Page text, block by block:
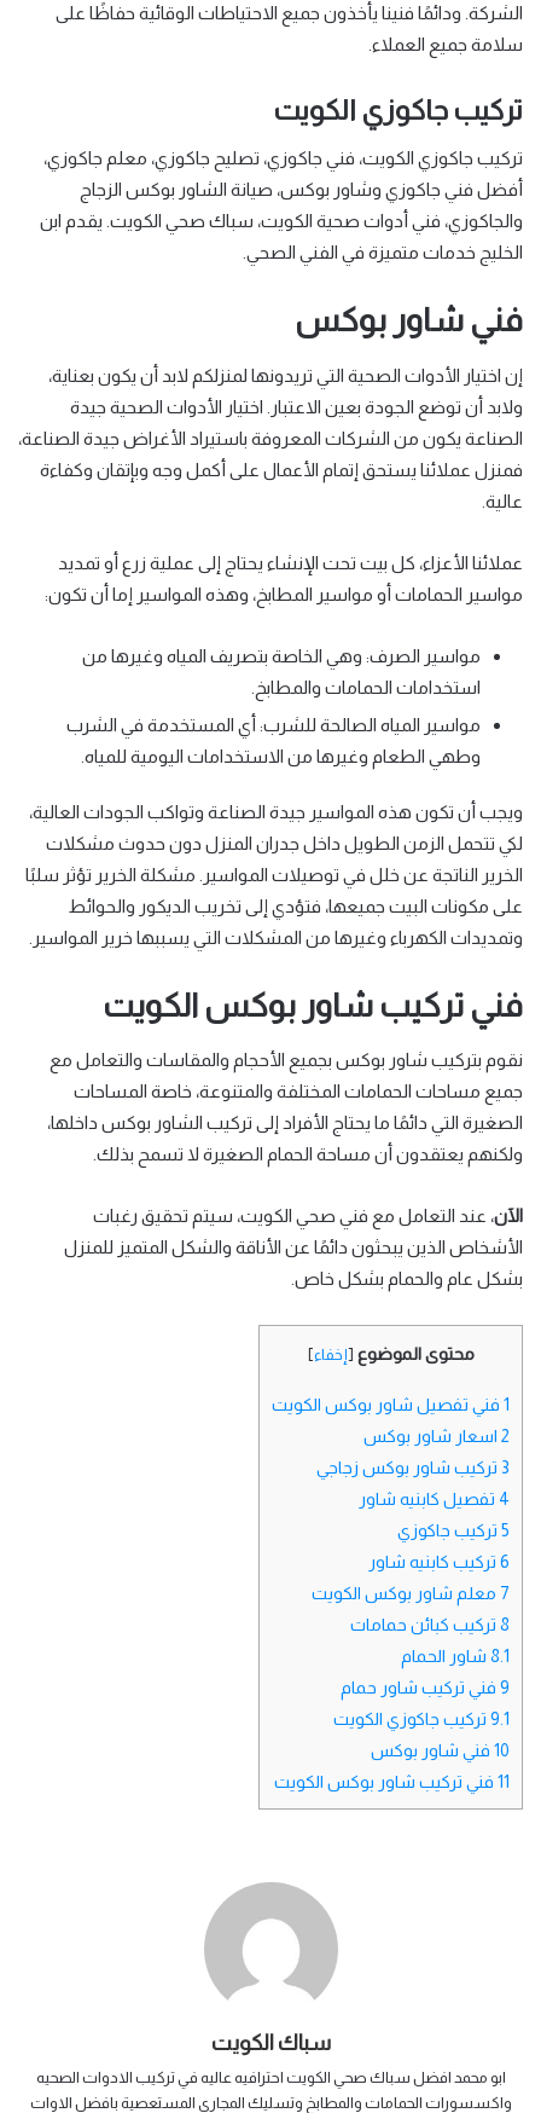
الشركة. ودائمًا فنينا يأخذون جميع الاحتياطات الوقائية حفاظًا على
سلامة جميع العملاء.
تركيب جاكوزي الكويت
تركيب جاكوزي الكويت، فني جاكوزي، تصليح جاكوزي، معلم جاكوزي،
أفضل فني جاكوزي وشاور بوكس، صيانة الشاور بوكس الزجاج
والجاكوزي، فني أدوات صحية الكويت، سباك صحي الكويت. يقدم ابن
الخليج خدمات متميزة في الفني الصحي.
فني شاور بوكس
إن اختيار الأدوات الصحية التي تريدونها لمنزلكم لابد أن يكون بعناية،
ولابد أن توضع الجودة بعين الاعتبار. اختيار الأدوات الصحية جيدة
الصناعة يكون من الشركات المعروفة باستيراد الأغراض جيدة الصناعة،
فمنزل عملائنا يستحق إتمام الأعمال على أكمل وجه وبإتقان وكفاءة
عالية.
عملائنا الأعزاء، كل بيت تحت الإنشاء يحتاج إلى عملية زرع أو تمديد
مواسير الحمامات أو مواسير المطابخ، وهذه المواسير إما أن تكون:
مواسير الصرف: وهي الخاصة بتصريف المياه وغيرها من
استخدامات الحمامات والمطابخ.
مواسير المياه الصالحة للشرب: أي المستخدمة في الشرب
وطهي الطعام وغيرها من الاستخدامات اليومية للمياه.
ويجب أن تكون هذه المواسير جيدة الصناعة وتواكب الجودات العالية،
لكي تتحمل الزمن الطويل داخل جدران المنزل دون حدوث مشكلات
الخرير الناتجة عن خلل في توصيلات المواسير. مشكلة الخرير تؤثر سلبًا
على مكونات البيت جميعها، فتؤدي إلى تخريب الديكور والحوائط
وتمديدات الكهرباء وغيرها من المشكلات التي يسببها خرير المواسير.
فني تركيب شاور بوكس الكويت
نقوم بتركيب شاور بوكس بجميع الأحجام والمقاسات والتعامل مع
جميع مساحات الحمامات المختلفة والمتنوعة، خاصة المساحات
الصغيرة التي دائمًا ما يحتاج الأفراد إلى تركيب الشاور بوكس داخلها،
ولكنهم يعتقدون أن مساحة الحمام الصغيرة لا تسمح بذلك.
الآن، عند التعامل مع فني صحي الكويت، سيتم تحقيق رغبات
الأشخاص الذين يبحثون دائمًا عن الأناقة والشكل المتميز للمنزل
بشكل عام والحمام بشكل خاص.
محتوى الموضوع [إخفاء]
1 فني تفصيل شاور بوكس الكويت
2 اسعار شاور بوكس
3 تركيب شاور بوكس زجاجي
4 تفصيل كابنيه شاور
5 تركيب جاكوزي
6 تركيب كابنيه شاور
7 معلم شاور بوكس الكويت
8 تركيب كبائن حمامات
8.1 شاور الحمام
9 فني تركيب شاور حمام
9.1 تركيب جاكوزي الكويت
10 فني شاور بوكس
11 فني تركيب شاور بوكس الكويت
سباك الكويت
ابو محمد افضل سباك صحي الكويت احترافيه عاليه في تركيب الادوات الصحيه
واكسسورات الحمامات والمطابخ وتسليك المجاري المستعصية بافضل الاوات